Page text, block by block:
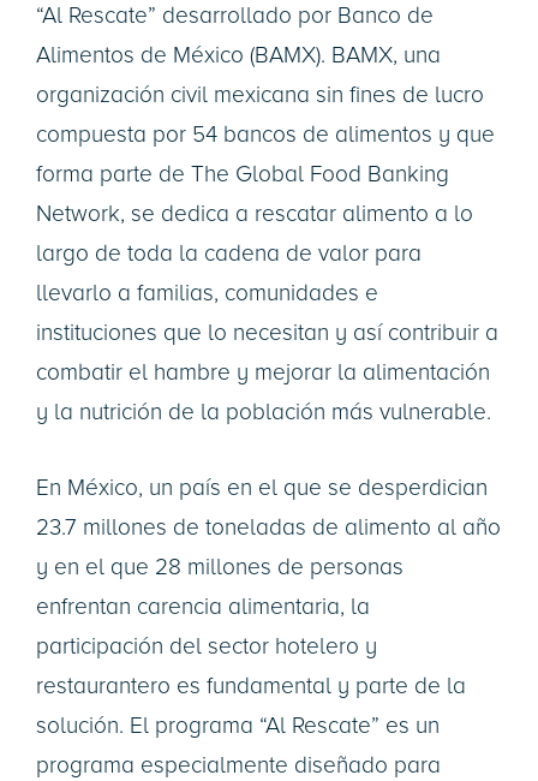
“Al Rescate” desarrollado por Banco de
Alimentos de México (BAMX). BAMX, una
organización civil mexicana sin fines de lucro
compuesta por 54 bancos de alimentos y que
forma parte de The Global Food Banking
Network, se dedica a rescatar alimento a lo
largo de toda la cadena de valor para
llevarlo a familias, comunidades e
instituciones que lo necesitan y así contribuir a
combatir el hambre y mejorar la alimentación
y la nutrición de la población más vulnerable.
En México, un país en el que se desperdician
23.7 millones de toneladas de alimento al año
y en el que 28 millones de personas
enfrentan carencia alimentaria, la
participación del sector hotelero y
restaurantero es fundamental y parte de la
solución. El programa “Al Rescate” es un
programa especialmente diseñado para